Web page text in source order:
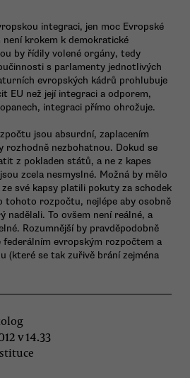
integraci, jen moc Evropské
není krokem k demokratické
by řídily volené orgány, tedy
s parlamenty jednotlivých
evropských kádrů prohlubuje
EU než její integraci a odporem,
integraci přímo ohrožuje.
jsou absurdní, zaplacením
rozhodně nezbohatnou. Dokud se
z pokladen států, a ne z kapes
zcela nesmyslné. Možná by mělo
své kapsy platili pokuty za schodek
tohoto rozpočtu, nejlépe aby osobně
To ovšem není reálné, a
Rozumnější by pravděpodobně
federálním evropským rozpočtem a
(které se tak zuřivě brání zejména
v 14.33